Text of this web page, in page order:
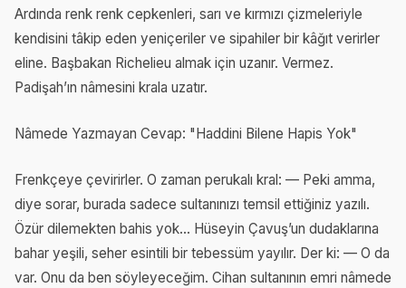
Ardında renk renk cepkenleri, sarı ve kırmızı çizmeleriyle
kendisini tâkip eden yeniçeriler ve sipahiler bir kâğıt verirler
eline. Başbakan Richelieu almak için uzanır. Vermez.
Padişah’ın nâmesini krala uzatır.
Nâmede Yazmayan Cevap: "Haddini Bilene Hapis Yok"
Frenkçeye çevirirler. O zaman perukalı kral: — Peki amma,
diye sorar, burada sadece sultanınızı temsil ettiğiniz yazılı.
Özür dilemekten bahis yok... Hüseyin Çavuş’un dudaklarına
bahar yeşili, seher esintili bir tebessüm yayılır. Der ki: — O da
var. Onu da ben söyleyeceğim. Cihan sultanının emri nâmede